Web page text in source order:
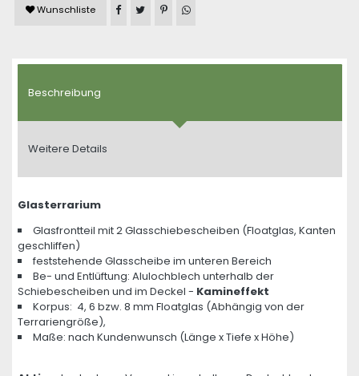
Wunschliste Artikel auf Facebook teilen
Artikel auf Twitter teilen
Artikel auf Pinterest teilen
Artikel auf WhatsApp teilen
Beschreibung
Weitere Details
Glasterrarium
Glasfrontteil mit 2 Glasschiebescheiben (Floatglas, Kanten
geschliffen)
feststehende Glasscheibe im unteren Bereich
Be- und Entlüftung: Alulochblech unterhalb der
Schiebescheiben und im Deckel - Kamineffekt
Korpus: 4, 6 bzw. 8 mm Floatglas (Abhängig von der
Terrariengröße),
Maße: nach Kundenwunsch (Länge x Tiefe x Höhe)